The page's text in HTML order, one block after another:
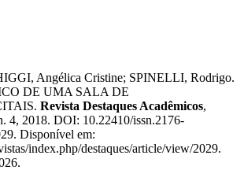
Angélica Cristine; SPINELLI, Rodrigo.
DE UMA SALA DE
Revista Destaques Acadêmicos,
4, 2018. DOI: 10.22410/issn.2176-
Disponível em:
index.php/destaques/article/view/2029.